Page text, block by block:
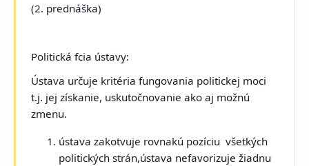
(2. prednáška)
Politická fcia ústavy:
Ústava určuje kritéria fungovania politickej moci
t.j. jej získanie, uskutočnovanie ako aj možnú
zmenu.
ústava zakotvuje rovnakú pozíciu všetkých
politických strán,ústava nefavorizuje žiadnu